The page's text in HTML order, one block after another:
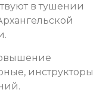
в тушении
инструкторы